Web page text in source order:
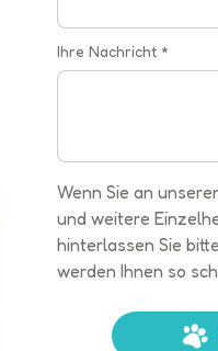
Ihre Nachricht *
Wenn Sie an
und weitere
hinterlassen Sie
werden Ihnen so